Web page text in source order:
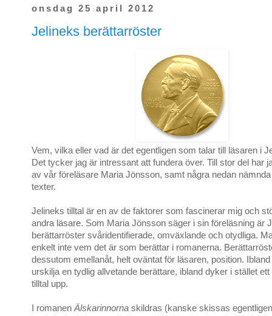
onsdag 25 april 2012
Jelineks berättarröster
Vem, vilka eller vad är det egentligen som talar till läsaren i
Det tycker jag är intressant att fundera över. Till stor del har
av vår föreläsare Maria Jönsson, samt några nedan
texter.
Jelineks tilltal är en av de faktorer som fascinerar mig och
andra läsare. Som Maria Jönsson säger i sin föreläsning är
berättarröster svåridentifierade, omväxlande och otydliga.
enkelt inte vem det är som berättar i romanerna.
dessutom emellanåt, helt oväntat för läsaren, position.
urskilja en tydlig allvetande berättare, ibland dyker i stället
tilltal upp.
I romanenÄlskarinnorna skildras (kanske skissas